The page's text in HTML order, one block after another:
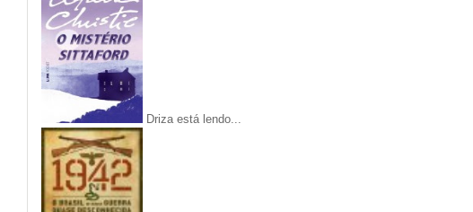
Driza está lendo...